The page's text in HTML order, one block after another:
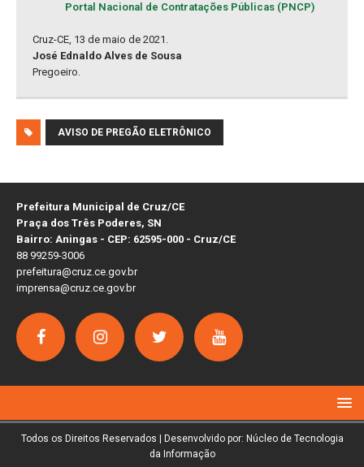
Portal Nacional de Contratações Públicas (PNCP)
Cruz-CE, 13 de maio de 2021.
José Ednaldo Alves de Sousa
Pregoeiro.
AVISO DE PREGÃO ELETRÔNICO
Prefeitura Municipal de Cruz/CE
Praça dos Três Poderes, SN
Bairro: Aningas - CEP: 62595-000 - Cruz/CE
88 99259-3006
prefeitura@cruz.ce.gov.br
imprensa@cruz.ce.gov.br
Todos os Direitos Reservados | Desenvolvido por: Núcleo de Tecnologia
da Informação